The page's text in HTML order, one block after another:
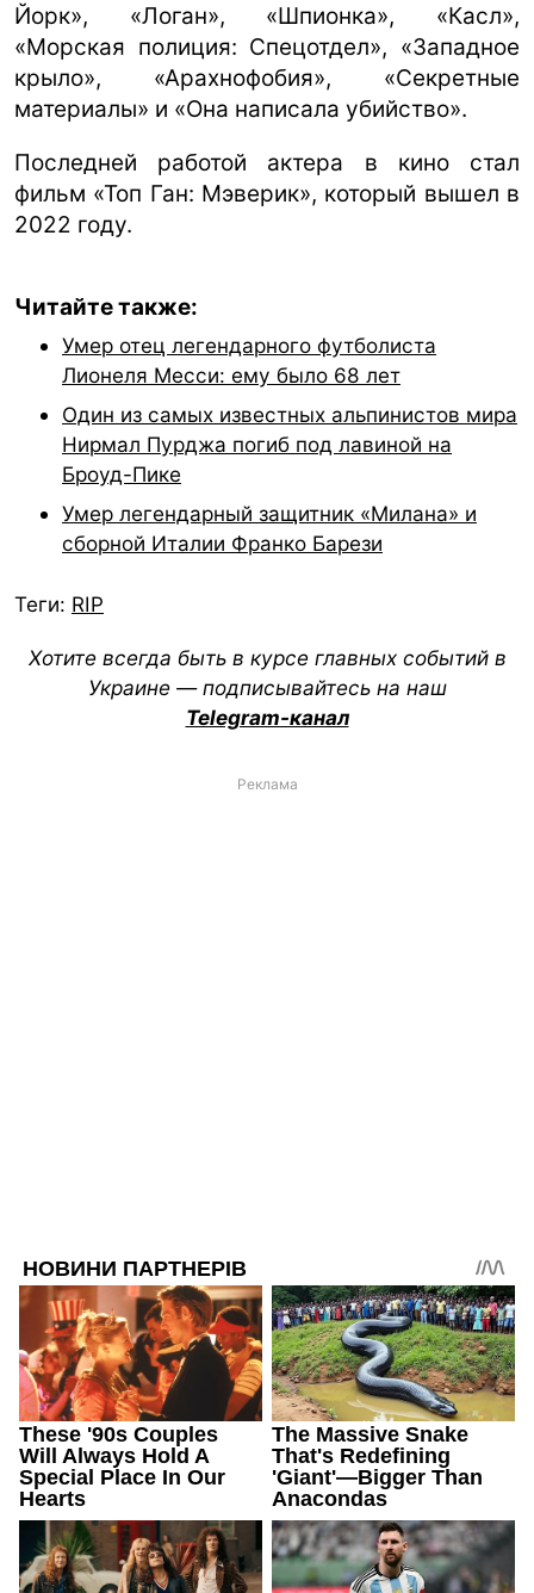
Йорк», «Логан», «Шпионка», «Касл»,
«Морская полиция: Спецотдел», «Западное
крыло», «Арахнофобия», «Секретные
материалы» и «Она написала убийство».
Последней работой актера в кино стал
фильм «Топ Ган: Мэверик», который вышел в
2022 году.
Читайте также:
Умер отец легендарного футболиста
Лионеля Месси: ему было 68 лет
Один из самых известных альпинистов мира
Нирмал Пурджа погиб под лавиной на
Броуд-Пике
Умер легендарный защитник «Милана» и
сборной Италии Франко Барези
Теги: RIP
Хотите всегда быть в курсе главных событий в
Украине — подписывайтесь на наш
Telegram-канал
Реклама